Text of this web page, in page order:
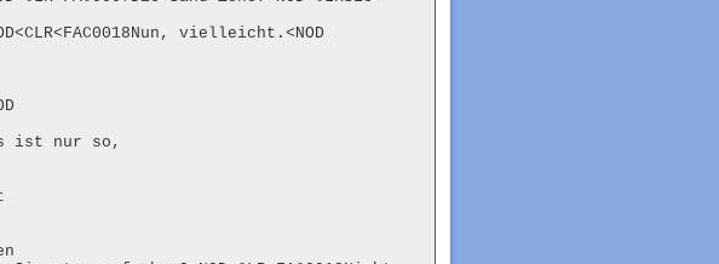
vielleicht.<NOD
ist nur so,